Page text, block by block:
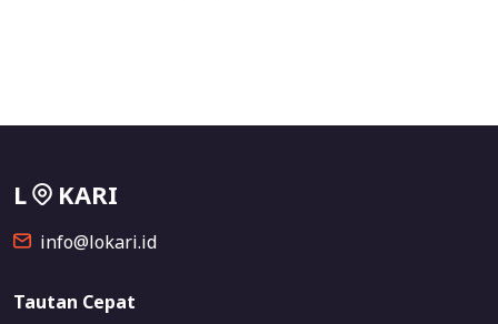
L KARI
info@lokari.id
Tautan Cepat